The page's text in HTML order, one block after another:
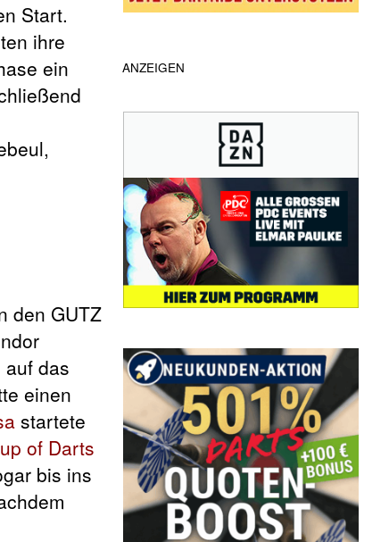
Start.
ihre
ein
den GUTZ
das
einen
startete
of Darts
bis ins
ANZEIGEN